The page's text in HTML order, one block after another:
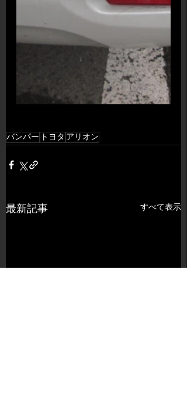
バンパー トヨタ アリオン
最新記事 すべて表示